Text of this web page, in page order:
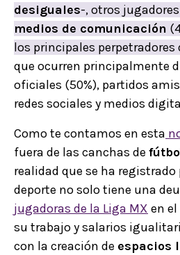
desiguales-, otros
medios de comunicación
los principales perpetradores
que ocurren principalmente
oficiales (50%), partidos
redes sociales y medios
Como te contamos en esta
fuera de las canchas de
realidad que se ha registrado
deporte no solo tiene una
jugadoras de la Liga MX en
su trabajo y salarios
con la creación de espacios